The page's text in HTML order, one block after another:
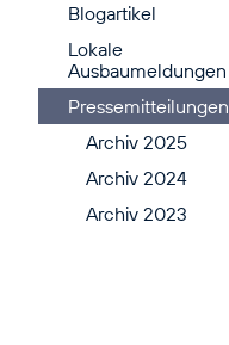
Blogartikel
Lokale
Ausbaumeldungen
Pressemitteilungen
Archiv 2025
Archiv 2024
Archiv 2023